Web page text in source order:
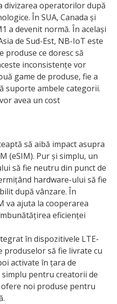
divizarea operatorilor după
În SUA, Canada și
a devenit normă. În același
de Sud-Est, NB-IoT este
produse ce doresc să
incon­sistențe vor
game de produse, fie a
suporte ambele categorii.
avea un cost
să aibă impact asupra
(eSIM). Pur și simplu, un
să fie neutru din punct de
hardware-ului să fie
după vânzare. În
va ajuta la coopera­rea
eficienței
în dispozitivele LTE-
produselor să fie livrate cu
activate în țara de
pentru creatorii de
noi produse pentru